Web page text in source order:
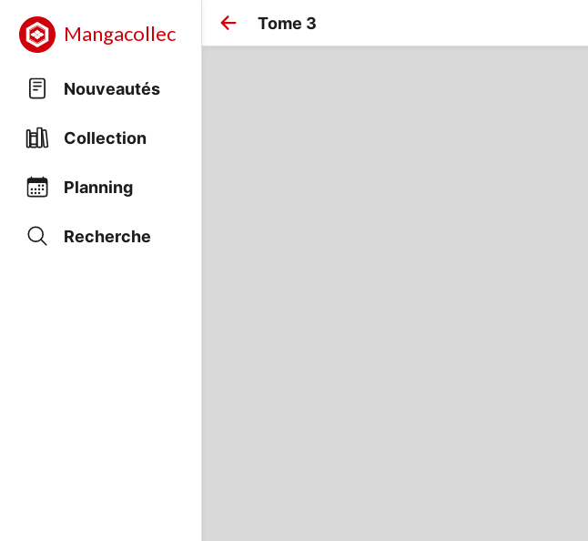
Mangacollec
Nouveautés
Collection
Planning
Recherche
Tome 3